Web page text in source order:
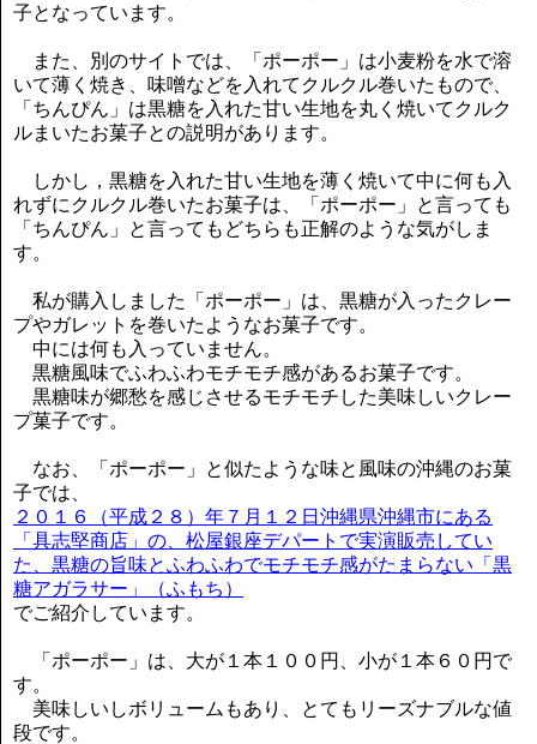
子となっています。
また、別のサイトでは、「ポーポー」は小麦粉を水で溶
いて薄く焼き、味噌などを入れてクルクル巻いたもので、
「ちんぴん」は黒糖を入れた甘い生地を丸く焼いてクルク
ルまいたお菓子との説明があります。
しかし，黒糖を入れた甘い生地を薄く焼いて中に何も入
れずにクルクル巻いたお菓子は、「ポーポー」と言っても
「ちんぴん」と言ってもどちらも正解のような気がしま
す。
私が購入しました「ポーポー」は、黒糖が入ったクレー
プやガレットを巻いたようなお菓子です。
中には何も入っていません。
黒糖風味でふわふわモチモチ感があるお菓子です。
黒糖味が郷愁を感じさせるモチモチした美味しいクレー
プ菓子です。
なお、「ポーポー」と似たような味と風味の沖縄のお菓
子では、
２０１６（平成２８）年７月１２日沖縄県沖縄市にある
「具志堅商店」の、松屋銀座デパートで実演販売してい
た、黒糖の旨味とふわふわでモチモチ感がたまらない「黒
糖アガラサー」（ふもち）
でご紹介しています。
「ポーポー」は、大が１本１００円、小が１本６０円で
す。
美味しいしボリュームもあり、とてもリーズナブルな値
段です。